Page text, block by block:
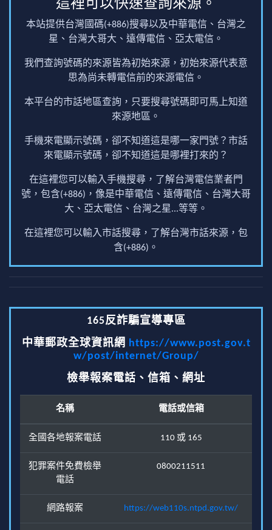
這裡可以快速查詢來源。
本站提供台灣國碼(+886)搜尋以及中華電信、台灣之
星、台灣大哥大、遠傳電信、亞太電信。
我們查詢號碼的來源皆為初始來源，初始來源代表意
思為尚未轉電信前的來源電信。
本平台的市話地區查詢，只要搜尋號碼即可馬上知道
來源地區。
手機來電顯示號碼，卻不知道這是哪一家門號？市話
來電顯示號碼，卻不知道這是哪裡打來的？
在這裡您可以輸入手機搜尋，了解台灣電信業者門
號，包含(+886)，像是中華電信、遠傳電信、台灣大哥
大、亞太電信、台灣之星...等等。
在這裡您可以輸入市話搜尋，了解台灣市話來源，包
含(+886)。
165反詐騙宣導專區
中華郵政全球資訊網 https://www.post.gov.t
w/post/internet/Group/
檢舉報案電話、信箱、網址
名稱 電話或信箱
全國各地報案電話 110 或 165
犯罪案件免費檢舉
電話
0800211511
網路報案 https://web110s.ntpd.gov.tw/